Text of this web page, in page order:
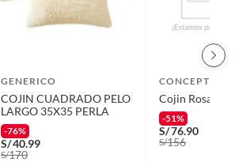
GENERICO
COJIN CUADRADO PELO
LARGO 35X35 PERLA
-76%
S/40.99
S/170
CONCEPT
Cojin Rosa
-51%
S/76.90
S/156